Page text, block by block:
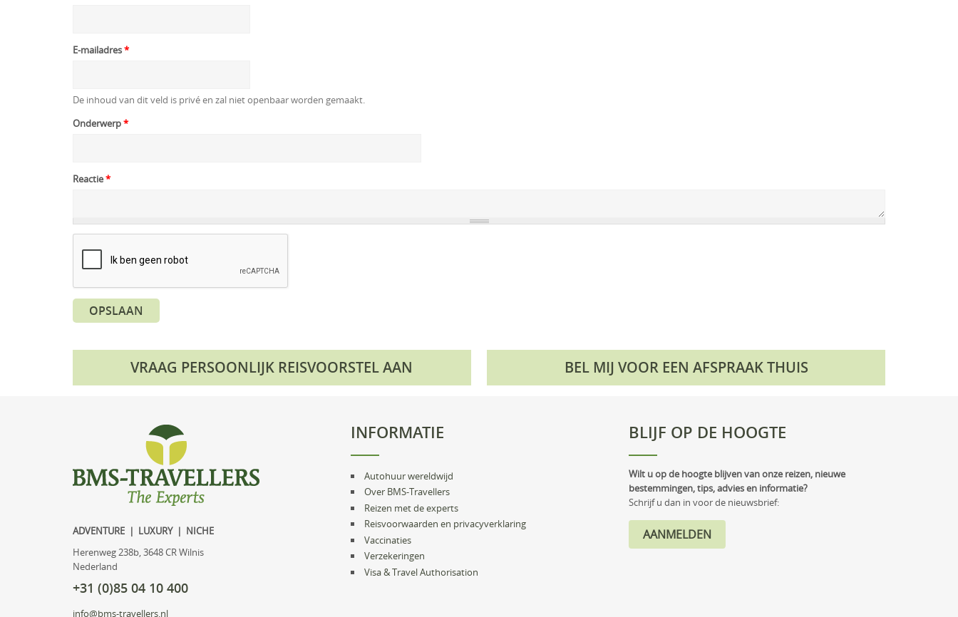
E-mailadres*
De inhoud van dit veld is privé en zal niet openbaar worden gemaakt.
Onderwerp*
Reactie*
OPSLAAN
VRAAG PERSOONLIJK REISVOORSTEL AAN BEL MIJ VOOR EEN AFSPRAAK THUIS
ADVENTURE | LUXURY | NICHE
Herenweg 238b, 3648 CR Wilnis
Nederland
+31 (0)85 04 10 400
info@bms-travellers.nl
INFORMATIE
Autohuur wereldwijd
Over BMS-Travellers
Reizen met de experts
Reisvoorwaarden en privacyverklaring
Vaccinaties
Verzekeringen
Visa & Travel Authorisation
BLIJF OP DE HOOGTE
Wilt u op de hoogte blijven van onze reizen, nieuwe
bestemmingen, tips, advies en informatie?
Schrijf u dan in voor de nieuwsbrief: